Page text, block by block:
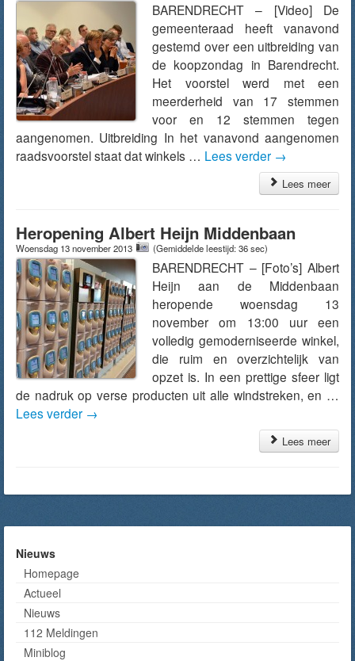
BARENDRECHT – [Video] De
gemeenteraad heeft vanavond
gestemd over een uitbreiding van
de koopzondag in Barendrecht.
Het voorstel werd met een
meerderheid van 17 stemmen
voor en 12 stemmen tegen
aangenomen. Uitbreiding In het vanavond aangenomen
raadsvoorstel staat dat winkels … Lees verder →
Lees meer
Heropening Albert Heijn Middenbaan
Woensdag 13 november 2013 (Gemiddelde leestijd: 36 sec)
BARENDRECHT – [Foto’s] Albert
Heijn aan de Middenbaan
heropende woensdag 13
november om 13:00 uur een
volledig gemoderniseerde winkel,
die ruim en overzichtelijk van
opzet is. In een prettige sfeer ligt
de nadruk op verse producten uit alle windstreken, en …
Lees verder →
Lees meer
Nieuws
Homepage
Actueel
Nieuws
112 Meldingen
Miniblog